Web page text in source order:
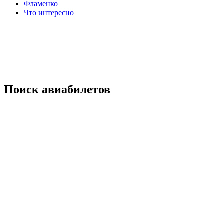
Фламенко
Что интересно
Поиск авиабилетов